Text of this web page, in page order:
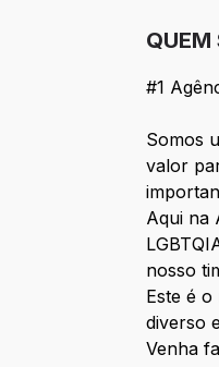
QUEM
#1
Somos
valor
Aqui na
nosso
Este é
diverso
Venha